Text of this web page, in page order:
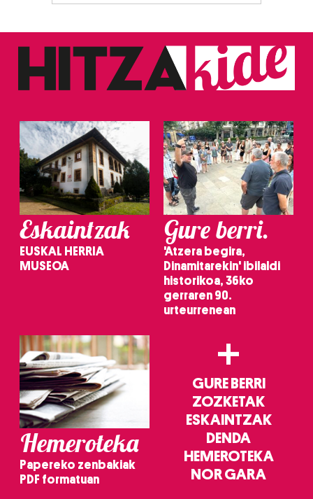
Eskaintzak
EUSKAL HERRIA
MUSEOA
Gure berri.
'Atzera begira,
Dinamitarekin' ibilaldi
historikoa, 36ko
gerraren 90.
urteurrenean
Hemeroteka
Papereko zenbakiak
PDF formatuan
+
GURE BERRI
ZOZKETAK
ESKAINTZAK
DENDA
HEMEROTEKA
NOR GARA